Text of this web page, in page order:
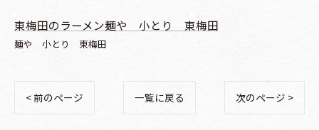
東梅田のラーメン麺や 小とり 東梅田
麺や 小とり 東梅田
< 前のページ 一覧に戻る 次のページ >